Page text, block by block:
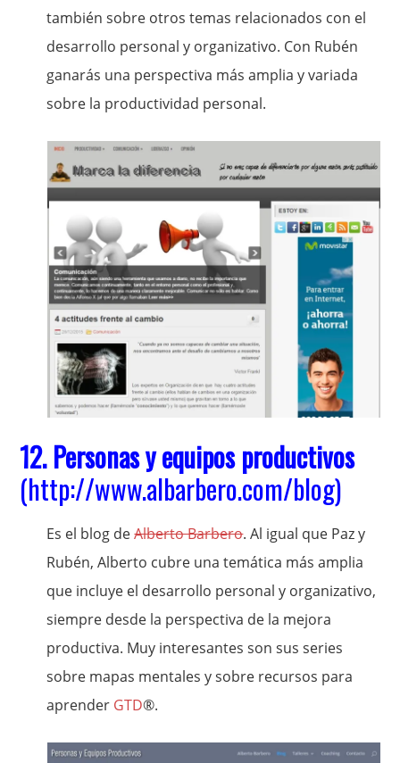
también sobre otros temas relacionados con el
desarrollo personal y organizativo. Con Rubén
ganarás una perspectiva más amplia y variada
sobre la productividad personal.
12.Personas y equipos productivos
(http://www.albarbero.com/blog)
Es el blog deAlberto Barbero. Al igual que Paz y
Rubén, Alberto cubre una temática más amplia
que incluye el desarrollo personal y organizativo,
siempre desde la perspectiva de la mejora
productiva. Muy interesantes son sus series
sobre mapas mentales y sobre recursos para
aprender GTD®.